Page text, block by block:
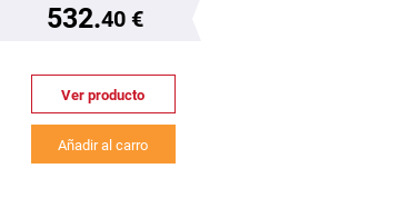
532.40 €
Ver producto
Añadir al carro